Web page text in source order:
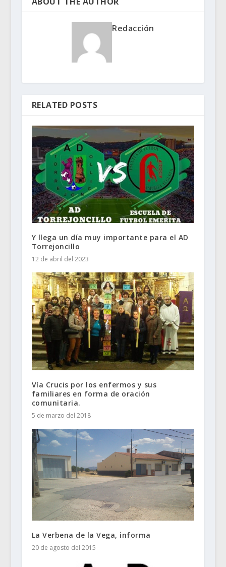
Redacción
RELATED POSTS
Y llega un día muy importante para el AD
Torrejoncillo
12 de abril del 2023
Vía Crucis por los enfermos y sus
familiares en forma de oración
comunitaria.
5 de marzo del 2018
La Verbena de la Vega, informa
20 de agosto del 2015